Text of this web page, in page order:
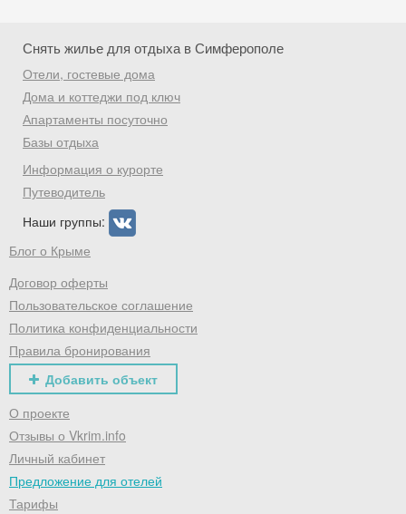
Снять жилье для отдыха в Симферополе
Отели, гостевые дома
Дома и коттеджи под ключ
Апартаменты посуточно
Базы отдыха
Информация о курорте
Путеводитель
Наши группы:
Блог о Крыме
Договор оферты
Пользовательское соглашение
Политика конфиденциальности
Правила бронирования
Добавить объект
О проекте
Отзывы о Vkrim.info
Личный кабинет
Предложение для отелей
Тарифы